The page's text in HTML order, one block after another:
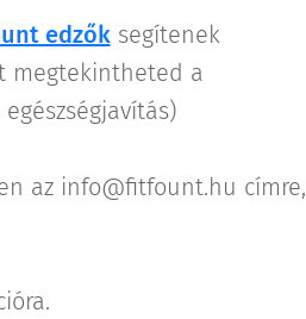
edzőksegítenek
megtekintheted a
az info@fitfount.hu címre,